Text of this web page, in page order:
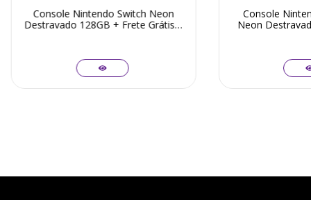
Console Nintendo Switch Neon
Destravado 128GB + Frete Grátis +
Console
Neon